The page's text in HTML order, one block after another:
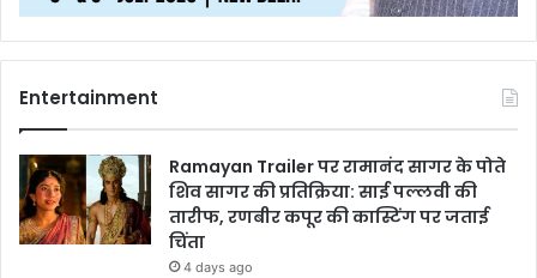
Entertainment
Ramayan Trailer पर रामानंद सागर के पोते
शिव सागर की प्रतिक्रिया: साई पल्लवी की
तारीफ, रणबीर कपूर की कास्टिंग पर जताई
चिंता
4 days ago